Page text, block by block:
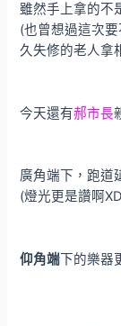
雖然手上拿的不
(也曾想過這次
久失修的老人拿
今天還有郝市長
廣角端下，跑道
(燈光更是讚啊
仰角端下的樂器